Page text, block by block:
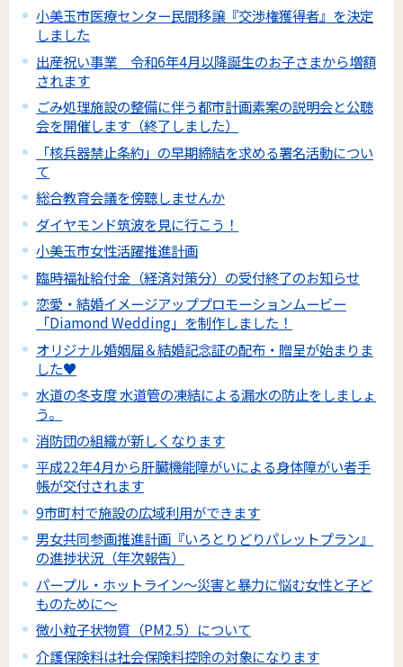
小美玉市医療センター民間移譲『交渉権獲得者』を決定
しました
出産祝い事業 令和6年4月以降誕生のお子さまから増額
されます
ごみ処理施設の整備に伴う都市計画素案の説明会と公聴
会を開催します（終了しました）
「核兵器禁止条約」の早期締結を求める署名活動につい
て
総合教育会議を傍聴しませんか
ダイヤモンド筑波を見に行こう！
小美玉市女性活躍推進計画
臨時福祉給付金（経済対策分）の受付終了のお知らせ
恋愛・結婚イメージアッププロモーションムービー
「Diamond Wedding」を制作しました！
オリジナル婚姻届＆結婚記念証の配布・贈呈が始まりま
した♥
水道の冬支度 水道管の凍結による漏水の防止をしましょ
う。
消防団の組織が新しくなります
平成22年4月から肝臓機能障がいによる身体障がい者手
帳が交付されます
9市町村で施設の広域利用ができます
男女共同参画推進計画『いろとりどりパレットプラン』
の進捗状況（年次報告）
パープル・ホットライン～災害と暴力に悩む女性と子ど
ものために～
微小粒子状物質（PM2.5）について
介護保険料は社会保険料控除の対象になります